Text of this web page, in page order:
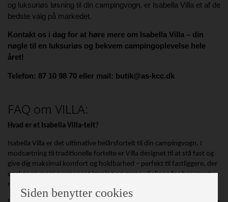
og luksuriøs løsning til din campingvogn, er Isabella Villa et af de
bedste valg på markedet.
Kontakt os i dag for at høre mere om Isabella Villa – din
nøgle til en luksuriøs og bekvem campingoplevelse hele
året!
Telefon: 87 10 98 70 eller mail: butik@as-kcc.dk
FAQ om VILLA:
Hvad er et Isabella Villa-telt?
Isabella Villa er det ultimative helårsfortelt til din campingvogn. I
modsætning til traditionelle fortelte er Villa designet til at stå fast og
give dig maksimal komfort og holdbarhed – perfekt til fastliggere, der
ønsker en mere permanent løsning og gerne vil slippe for besværet
med opstilling og nedtagning hvert år.
Siden benytter cookies